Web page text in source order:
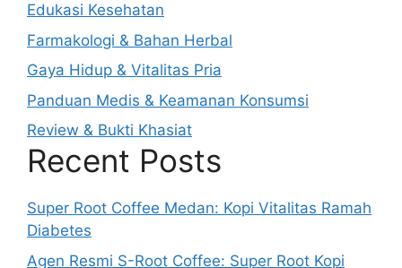
Edukasi Kesehatan
Farmakologi & Bahan Herbal
Gaya Hidup & Vitalitas Pria
Panduan Medis & Keamanan Konsumsi
Review & Bukti Khasiat
Recent Posts
Super Root Coffee Medan: Kopi Vitalitas Ramah
Diabetes
Agen Resmi S-Root Coffee: Super Root Kopi